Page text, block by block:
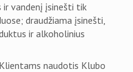
ir vandenį įsinešti tik
draudžiama įsinešti,
ir alkoholinius
naudotis Klubo